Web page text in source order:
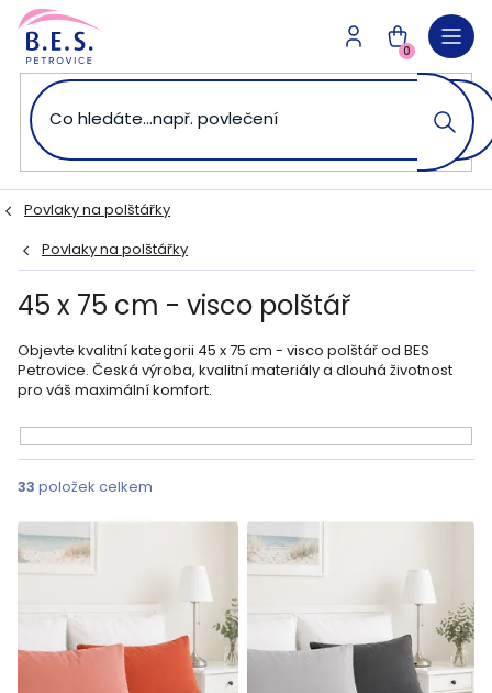
Přejít
obsah
NÁKUPNÍ
KOŠÍK
0
Povlaky na polštářky
Povlaky na polštářky
45 x 75 cm - visco polštář
Objevte kvalitní kategorii 45 x 75 cm - visco polštář od BES
Petrovice. Česká výroba, kvalitní materiály a dlouhá životnost
pro váš maximální komfort.
33 položek celkem
V
ý
p
i
r